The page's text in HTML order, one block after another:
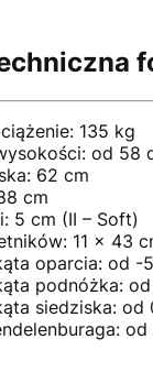
135 kg
od 58
62 cm
cm
5 cm (II – Soft)
11 x 43
oparcia: od -
podnóżka:
siedziska: